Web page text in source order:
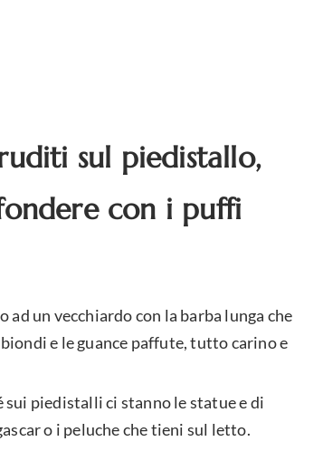
sul piedistallo,
con i puffi
un vecchiardo con la barba lunga che
e le guance paffute, tutto carino e
sui piedistalli ci stanno le statue e di
o i peluche che tieni sul letto.